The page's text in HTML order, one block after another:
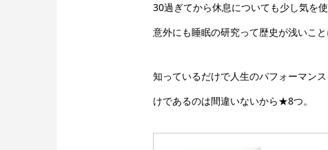
30過ぎてから休息についても少し気を
意外にも睡眠の研究って歴史が浅いこと
知っているだけで人生のパフォーマン
けであるのは間違いないから★8つ。